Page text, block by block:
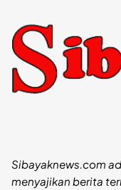
Sibayaknews.com
menyajikan berita